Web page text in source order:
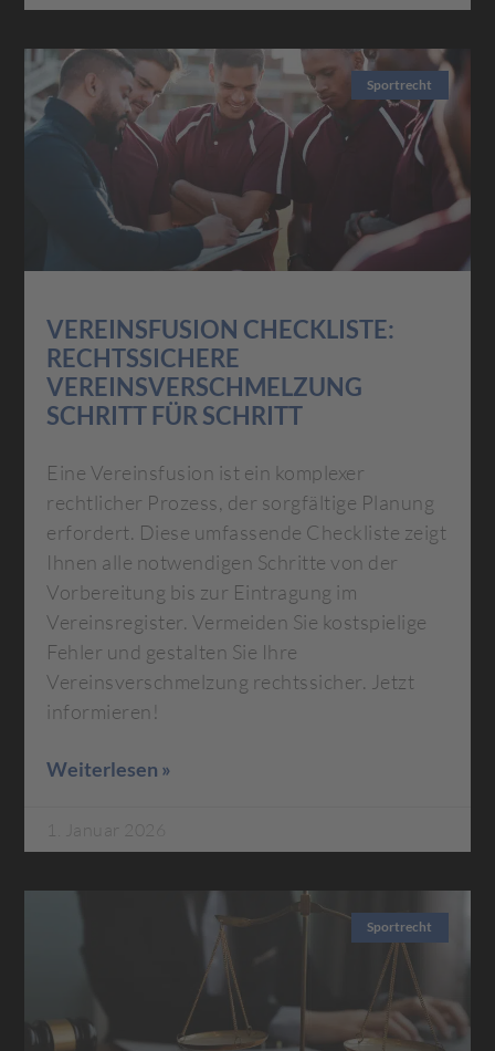
Sportrecht
VEREINSFUSION CHECKLISTE:
RECHTSSICHERE
VEREINSVERSCHMELZUNG
SCHRITT FÜR SCHRITT
Eine Vereinsfusion ist ein komplexer
rechtlicher Prozess, der sorgfältige Planung
erfordert. Diese umfassende Checkliste zeigt
Ihnen alle notwendigen Schritte von der
Vorbereitung bis zur Eintragung im
Vereinsregister. Vermeiden Sie kostspielige
Fehler und gestalten Sie Ihre
Vereinsverschmelzung rechtssicher. Jetzt
informieren!
Weiterlesen »
1. Januar 2026
Sportrecht